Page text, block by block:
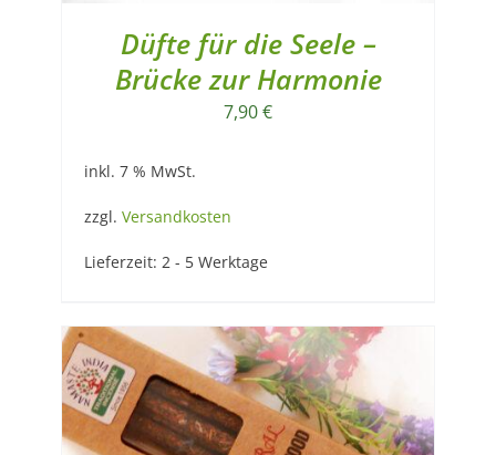
Düfte für die Seele –
Brücke zur Harmonie
7,90€
inkl. 7 % MwSt.
zzgl. Versandkosten
Lieferzeit: 2 - 5 Werktage